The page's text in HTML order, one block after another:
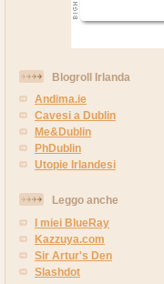
Blogroll Irlanda
Andima.ie
Cavesi a Dublin
Me&Dublin
PhDublin
Utopie Irlandesi
Leggo anche
I miei BlueRay
Kazzuya.com
Sir Artur's Den
Slashdot